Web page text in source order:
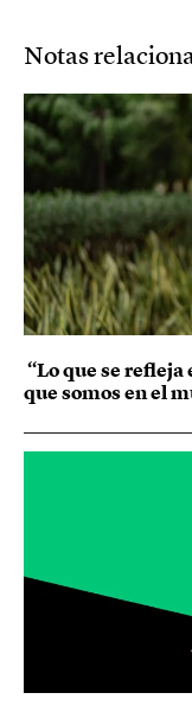
Notas
“Lo que se
que somos en el